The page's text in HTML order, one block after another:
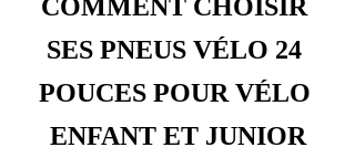
COMMENT CHOISIR
SES PNEUS VÉLO 24
POUCES POUR VÉLO
ENFANT ET JUNIOR